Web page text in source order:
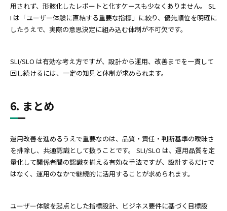
用されず、形骸化したレポートと化すケースも少なくありません。 SL
I は「ユーザー体験に直結する重要な指標」に絞り、優先順位を明確に
したうえで、実際の意思決定に組み込む体制が不可欠です。
SLI/SLO は有効な考え方ですが、設計から運用、改善までを一貫して
回し続けるには、一定の知見と体制が求められます。
6. まとめ
運用改善を進めるうえで重要なのは、品質・責任・判断基準の曖昧さ
を排除し、共通認識として扱うことです。 SLI/SLO は、運用品質を定
量化して関係者間の認識を揃える有効な手法ですが、設計するだけで
はなく、運用のなかで継続的に活用することが求められます。
ユーザー体験を起点とした指標設計、ビジネス要件に基づく目標設